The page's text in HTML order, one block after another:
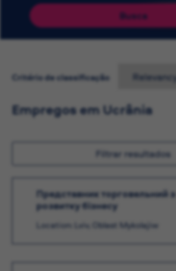
Busca
Critério de classificação
Empregos em Ucrânia
Filtrar resultados
Представник торговельний з
розвитку бізнесу
Location: Lviv, Oblast Mykolajiw